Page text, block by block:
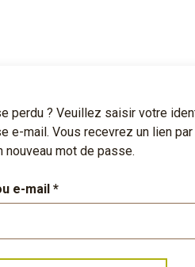
perdu ? Veuillez saisir votre
e-mail. Vous recevrez un lien
nouveau mot de passe.
e-mail *Obligatoire